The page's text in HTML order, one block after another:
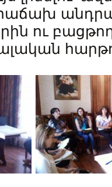
հաճախ
ու